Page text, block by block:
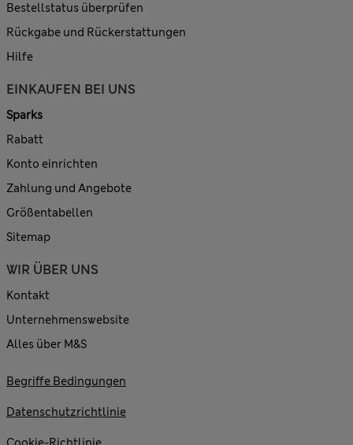
Bestellstatus überprüfen
Rückgabe und Rückerstattungen
Hilfe
EINKAUFEN BEI UNS
Sparks
Rabatt
Konto einrichten
Zahlung und Angebote
Größentabellen
Sitemap
WIR ÜBER UNS
Kontakt
Unternehmenswebsite
Alles über M&S
Begriffe Bedingungen
Datenschutzrichtlinie